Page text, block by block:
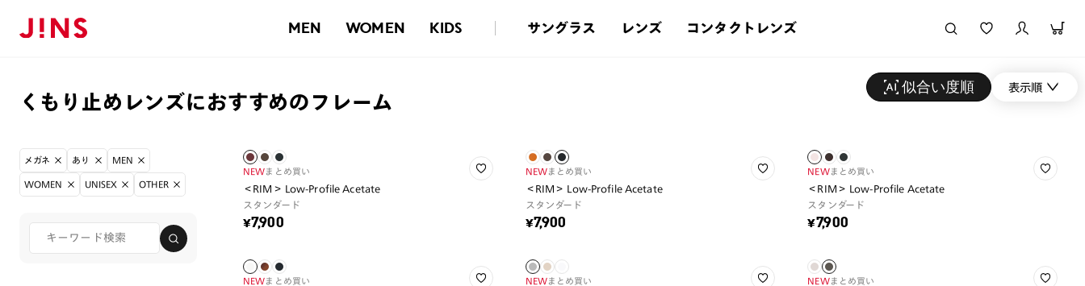
MEN WOMEN KIDS サングラス レンズ コンタクトレンズ
くもり止めレンズにおすすめのフレーム
似合い度順 表示順
メガネ あり MEN
WOMEN UNISEX OTHER
NEWまとめ買い
＜RIM＞ Low-Profile Acetate
スタンダード
¥7,900
NEWまとめ買い
＜RIM＞ Low-Profile Acetate
スタンダード
¥7,900
NEWまとめ買い
＜RIM＞ Low-Profile Acetate
スタンダード
¥7,900
NEWまとめ買い NEWまとめ買い NEWまとめ買い